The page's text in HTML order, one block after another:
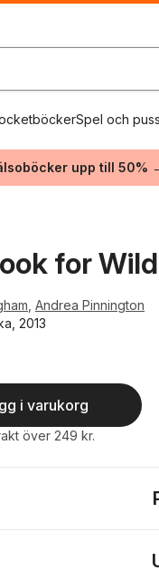
Spel och
upp till 50%
for
Andrea Pinnington
2013
i varukorg
över 249 kr.